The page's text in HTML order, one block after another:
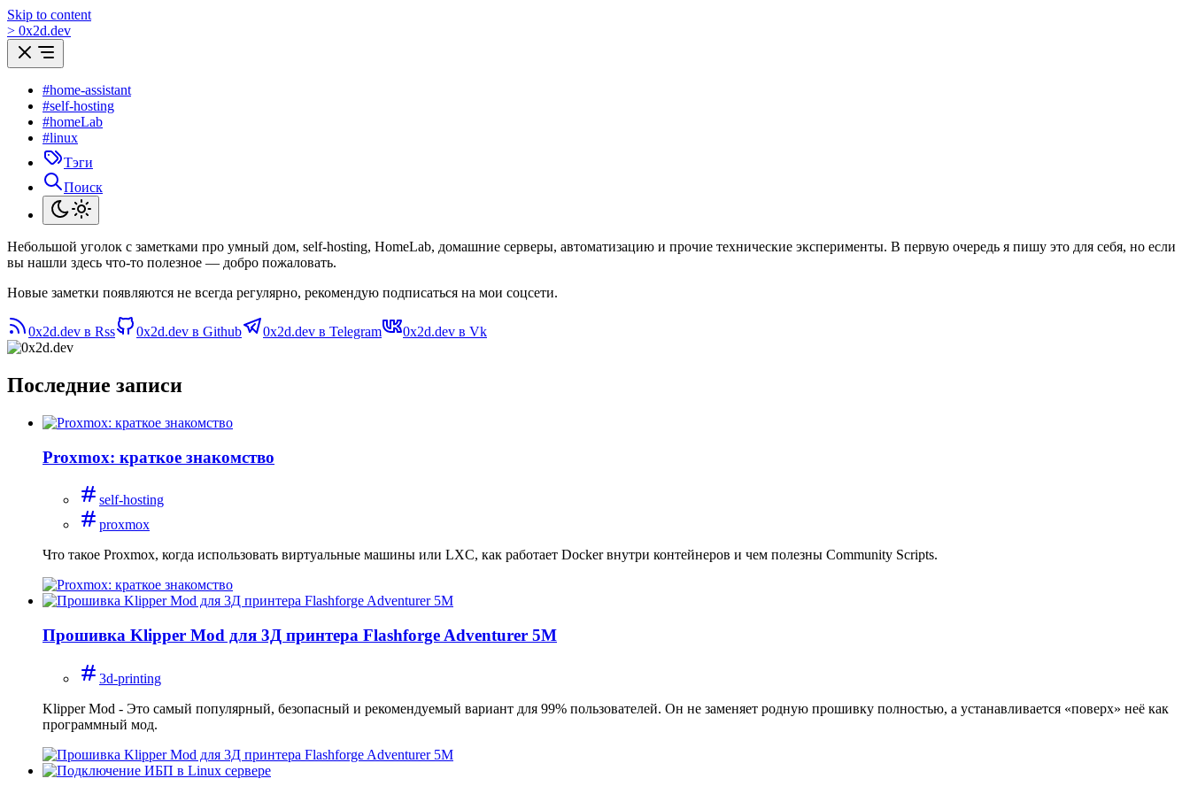
Skip to content
> 0x2d.dev
#home-assistant
#self-hosting
#homeLab
#linux
Тэги
Поиск
Небольшой уголок с заметками про умный дом, self-hosting, HomeLab, домашние серверы, автоматизацию и прочие технические эксперименты. В первую очередь я пишу это для себя, но если
вы нашли здесь что-то полезное — добро пожаловать.
Новые заметки появляются не всегда регулярно, рекомендую подписаться на мои соцсети.
0x2d.dev в Rss 0x2d.dev в Github 0x2d.dev в Telegram 0x2d.dev в Vk
Последние записи
Proxmox: краткое знакомство
self-hosting
proxmox
Что такое Proxmox, когда использовать виртуальные машины или LXC, как работает Docker внутри контейнеров и чем полезны Community Scripts.
Прошивка Klipper Mod для 3Д принтера Flashforge Adventurer 5M
3d-printing
Klipper Mod - Это самый популярный, безопасный и рекомендуемый вариант для 99% пользователей. Он не заменяет родную прошивку полностью, а устанавливается «поверх» неё как
программный мод.